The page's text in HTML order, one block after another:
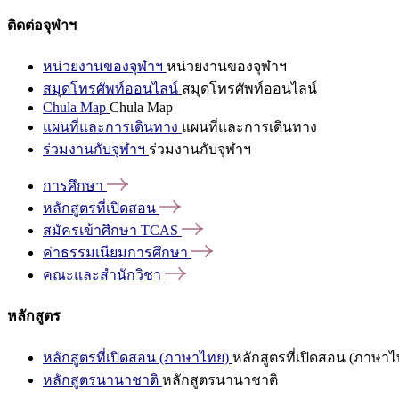
ติดต่อจุฬาฯ
หน่วยงานของจุฬาฯ หน่วยงานของจุฬาฯ
สมุดโทรศัพท์ออนไลน์ สมุดโทรศัพท์ออนไลน์
Chula Map Chula Map
แผนที่และการเดินทาง แผนที่และการเดินทาง
ร่วมงานกับจุฬาฯ ร่วมงานกับจุฬาฯ
การศึกษา
หลักสูตรที่เปิดสอน
สมัครเข้าศึกษา TCAS
ค่าธรรมเนียมการศึกษา
คณะและสำนักวิชา
หลักสูตร
หลักสูตรที่เปิดสอน (ภาษาไทย) หลักสูตรที่เปิดสอน (ภาษาไ
หลักสูตรนานาชาติ หลักสูตรนานาชาติ